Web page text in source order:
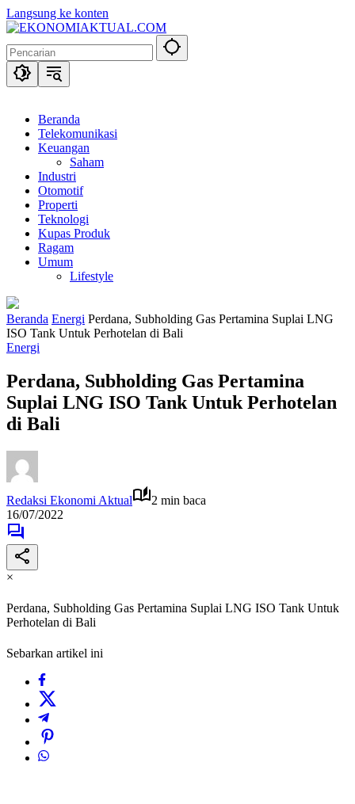
Langsung ke konten
Beranda
Telekomunikasi
Keuangan
Saham
Industri
Otomotif
Properti
Teknologi
Kupas Produk
Ragam
Umum
Lifestyle
Beranda Energi Perdana, Subholding Gas Pertamina Suplai LNG
ISO Tank Untuk Perhotelan di Bali
Energi
Perdana, Subholding Gas Pertamina
Suplai LNG ISO Tank Untuk Perhotelan
di Bali
Redaksi Ekonomi Aktual
2 min baca
16/07/2022
×
Perdana, Subholding Gas Pertamina Suplai LNG ISO Tank Untuk
Perhotelan di Bali
Sebarkan artikel ini